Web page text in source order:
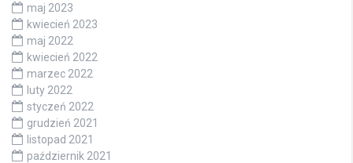
maj 2023
kwiecień 2023
maj 2022
kwiecień 2022
marzec 2022
luty 2022
styczeń 2022
grudzień 2021
listopad 2021
październik 2021